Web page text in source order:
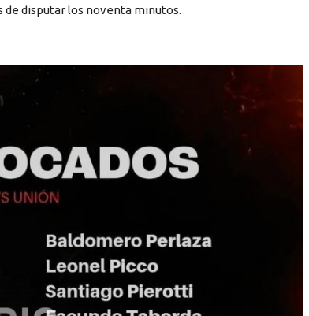
de disputar los noventa minutos.